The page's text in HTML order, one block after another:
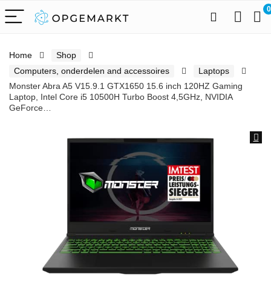
0
Home
Shop
Computers, onderdelen and accessoires
Laptops
Monster Abra A5 V15.9.1 GTX1650 15.6 inch 120HZ Gaming
Laptop, Intel Core i5 10500H Turbo Boost 4,5GHz, NVIDIA
GeForce…